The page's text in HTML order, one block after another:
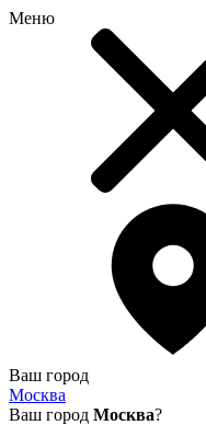
Меню
Ваш город
Москва
Ваш город Москва?